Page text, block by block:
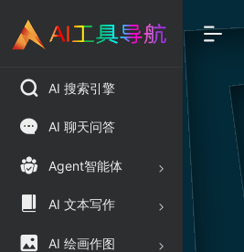
AI 搜索引擎
AI 聊天问答
Agent智能体
AI 文本写作
AI 绘画作图